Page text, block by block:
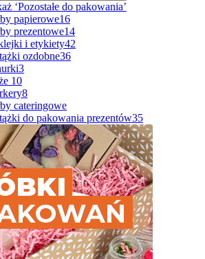
‘Pozostałe do pakowania’
papierowe16
prezentowe14
i etykiety42
ozdobne36
3
10
8
cateringowe
do pakowania prezentów35